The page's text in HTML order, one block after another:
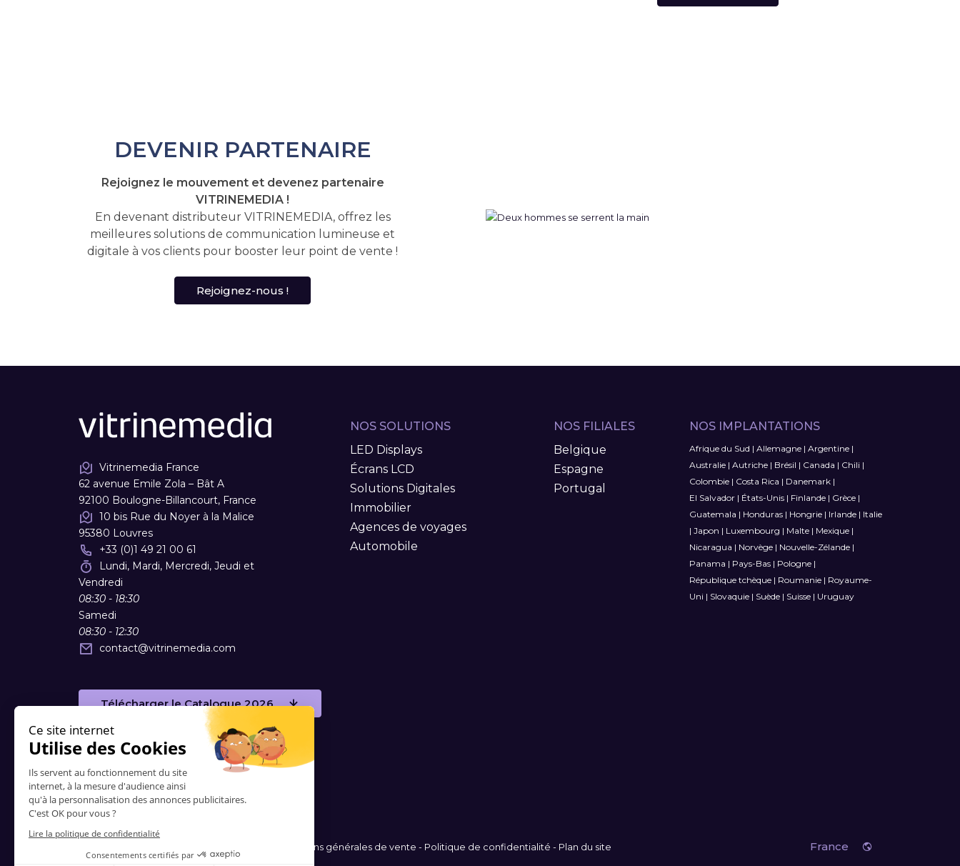
DEVENIR PARTENAIRE
Rejoignez le mouvement et devenez partenaire
VITRINEMEDIA !
En devenant distributeur VITRINEMEDIA, offrez les
meilleures solutions de communication lumineuse et
digitale à vos clients pour booster leur point de vente !
Rejoignez-nous !
Vitrinemedia France
62 avenue Emile Zola – Bât A
92100 Boulogne-Billancourt, France
10 bis Rue du Noyer à la Malice
95380 Louvres
+33 (0)1 49 21 00 61
Lundi, Mardi, Mercredi, Jeudi et
Vendredi
08:30 - 18:30
Samedi
08:30 - 12:30
contact@vitrinemedia.com
Télécharger le Catalogue 2026
NOS SOLUTIONS
LED Displays
Écrans LCD
Solutions Digitales
Immobilier
Agences de voyages
Automobile
NOS FILIALES
Belgique
Espagne
Portugal
NOS IMPLANTATIONS
Afrique du Sud | Allemagne| Argentine|
Australie| Autriche| Brésil | Canada | Chili |
Colombie| Costa Rica | Danemark|
El Salvador| États-Unis| Finlande| Grèce|
Guatemala | Honduras| Hongrie| Irlande| Italie
| Japon | Luxembourg | Malte| Mexique|
Nicaragua | Norvège| Nouvelle-Zélande|
Panama | Pays-Bas| Pologne|
République tchèque| Roumanie| Royaume-
Uni | Slovaquie| Suède| Suisse| Uruguay
Conditions générales de vente - Politique de confidentialité - Plan du site France